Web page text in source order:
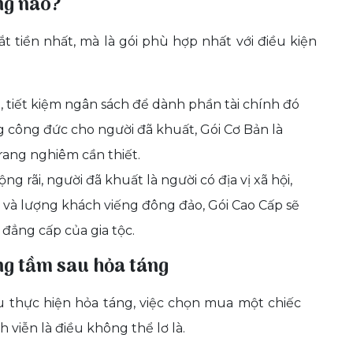
tiền nhất, mà là gói phù hợp nhất với điều kiện
kiệm ngân sách để dành phần tài chính đó
đức cho người đã khuất, Gói Cơ Bản là
nghiêm cần thiết.
rãi, người đã khuất là người có địa vị xã hội,
lượng khách viếng đông đảo, Gói Cao Cấp sẽ
cấp của gia tộc.
tầm sau hỏa táng
hiện hỏa táng, việc chọn mua một chiếc
viễn là điều không thể lơ là.